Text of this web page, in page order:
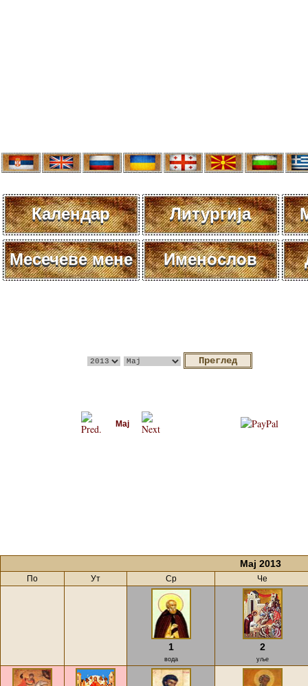
Календар Литургија
Месечеве мене Именослов
Мај
Мај 2013
По Ут Ср Че
1
вода
2
уље